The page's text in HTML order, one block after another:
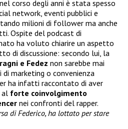
corso degli anni è stata spesso
network, eventi pubblici e
milioni di follower ma anche
Ospite del podcast di
ha voluto chiarire un aspetto
di discussione: secondo lui, la
e Fedez non sarebbe mai
marketing o convenienza
ha infatti raccontato di aver
al forte coinvolgimento
nei confronti del rapper.
di Federico, ha lottato per stare